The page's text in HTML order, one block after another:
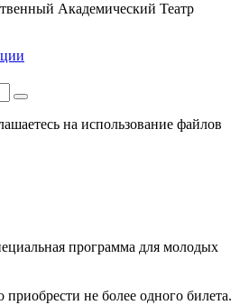
Академический Театр
на использование файлов
программа для молодых
не более одного билета.